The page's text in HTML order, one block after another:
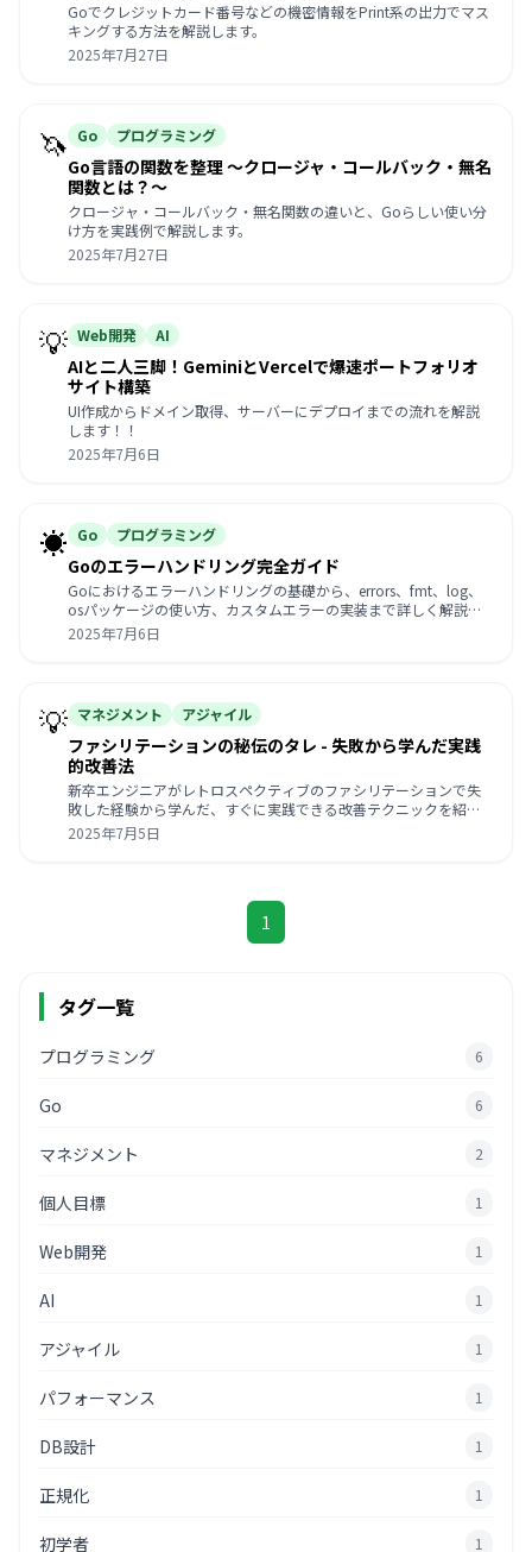
Goでクレジットカード番号などの機密情報をPrint系の出力でマス
キングする方法を解説します。
2025年7月27日
🦄 Go プログラミング
Go言語の関数を整理 〜クロージャ・コールバック・無名
関数とは？〜
クロージャ・コールバック・無名関数の違いと、Goらしい使い分
け方を実践例で解説します。
2025年7月27日
💡 Web開発 AI
AIと二人三脚！GeminiとVercelで爆速ポートフォリオ
サイト構築
UI作成からドメイン取得、サーバーにデプロイまでの流れを解説
します！！
2025年7月6日
☀️ Go プログラミング
Goのエラーハンドリング完全ガイド
Goにおけるエラーハンドリングの基礎から、errors、fmt、log、
osパッケージの使い方、カスタムエラーの実装まで詳しく解説し
ます。
2025年7月6日
💡 マネジメント アジャイル
ファシリテーションの秘伝のタレ - 失敗から学んだ実践
的改善法
新卒エンジニアがレトロスペクティブのファシリテーションで失
敗した経験から学んだ、すぐに実践できる改善テクニックを紹介
します。
2025年7月5日
1
タグ一覧
プログラミング 6
Go 6
マネジメント 2
個人目標 1
Web開発 1
AI 1
アジャイル 1
パフォーマンス 1
DB設計 1
正規化 1
初学者 1